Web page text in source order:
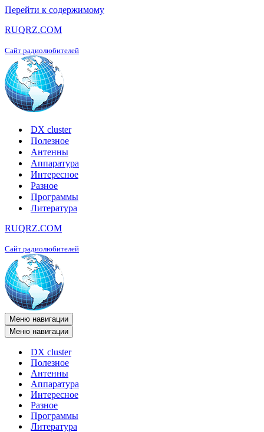
Перейти к содержимому
RUQRZ.COM
Сайт радиолюбителей
DX cluster
Полезное
Антенны
Аппаратура
Интересное
Разное
Программы
Литература
RUQRZ.COM
Сайт радиолюбителей
Меню навигации
Меню навигации
DX cluster
Полезное
Антенны
Аппаратура
Интересное
Разное
Программы
Литература